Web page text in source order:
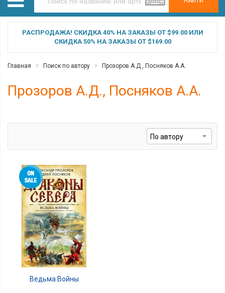
РАСПРОДАЖА! СКИДКА 40% НА ЗАКАЗЫ ОТ $99.00 ИЛИ
СКИДКА 50% НА ЗАКАЗЫ ОТ $169.00
Главная Поиск по автору Прозоров А.Д., Посняков А.А.
Прозоров А.Д., Посняков А.А.
Ведьма Войны